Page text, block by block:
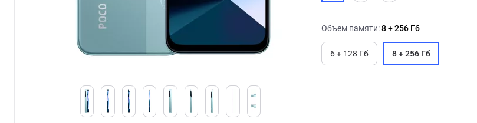
Объем памяти:8 + 256 Гб
6 + 128 Гб 8 + 256 Гб